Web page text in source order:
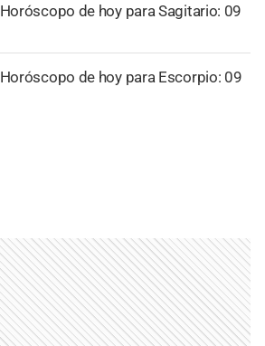
Horóscopo de hoy para Sagitario: 09
Horóscopo de hoy para Escorpio: 09